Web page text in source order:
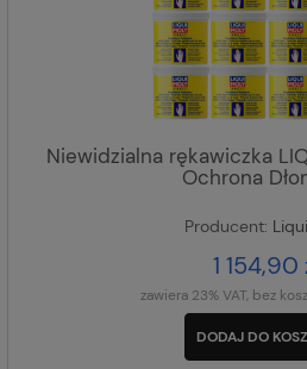
Niewidzialna rękawiczka
Ochrona
Producent:
1 154,90
zawiera 23% VAT, bez
DODAJ DO